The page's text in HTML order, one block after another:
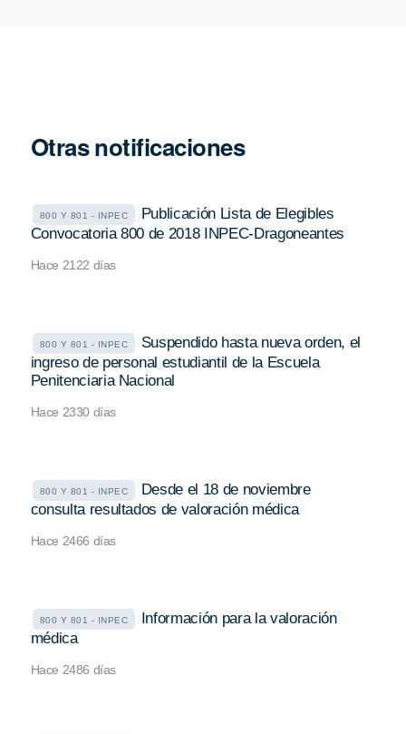
Otras notificaciones
800 Y 801 - INPEC
Publicación Lista de Elegibles
Convocatoria 800 de 2018 INPEC-Dragoneantes
Hace 2122 días
800 Y 801 - INPEC
Suspendido hasta nueva orden, el
ingreso de personal estudiantil de la Escuela
Penitenciaria Nacional
Hace 2330 días
800 Y 801 - INPEC
Desde el 18 de noviembre
consulta resultados de valoración médica
Hace 2466 días
800 Y 801 - INPEC
Información para la valoración
médica
Hace 2486 días